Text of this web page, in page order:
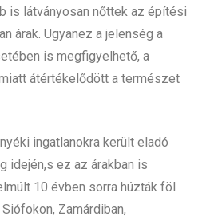
is látványosan nőttek az építési
árak. Ugyanez a jelenség a
is megfigyelhető, a
átértékelődött a természet
ingatlanokra került eladó
idején,s ez az árakban is
10 évben sorra húzták föl
Zamárdiban,